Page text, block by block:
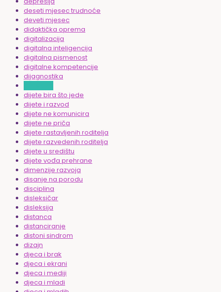
deseti mjesec trudnoće
deveti mjesec
didaktička oprema
digitalizacija
digitalna inteligencija
digitalna pismenost
digitalne kompetencije
dijagnostika
dijete bira što jede
dijete i razvod
dijete ne komunicira
dijete ne priča
dijete rastavljenih roditelja
dijete razvedenih roditelja
dijete u središtu
dijete vođa prehrane
dimenzije razvoja
disanje na porodu
disciplina
disleksičar
disleksija
distanca
distanciranje
distoni sindrom
dizajn
djeca i brak
djeca i ekrani
djeca i mediji
djeca i mladi